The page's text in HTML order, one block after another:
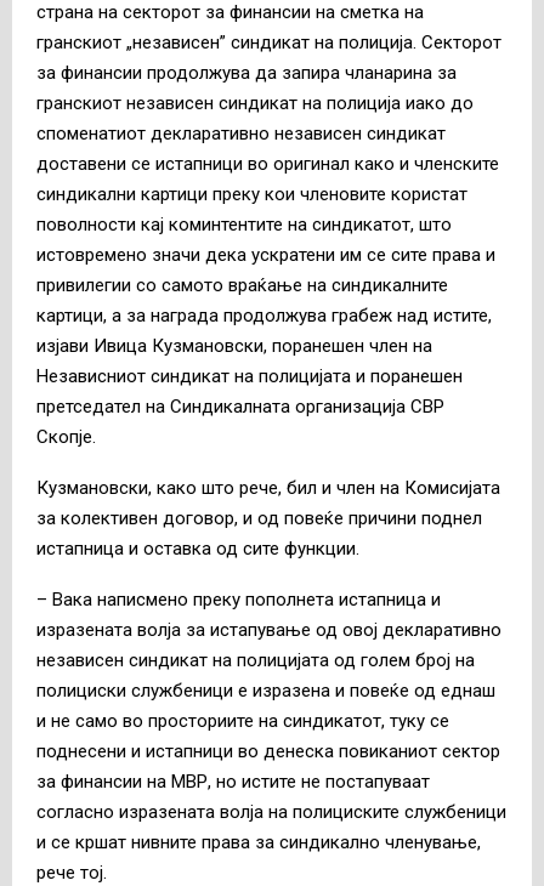
страна на секторот за финансии на сметка на
гранскиот „независен” синдикат на полиција. Секторот
за финансии продолжува да запира чланарина за
гранскиот независен синдикат на полиција иако до
споменатиот декларативно независен синдикат
доставени се истапници во оригинал како и членските
синдикални картици преку кои членовите користат
поволности кај коминтентите на синдикатот, што
истовремено значи дека ускратени им се сите права и
привилегии со самото враќање на синдикалните
картици, а за награда продолжува грабеж над истите,
изјави Ивица Кузмановски, поранешен член на
Независниот синдикат на полицијата и поранешен
претседател на Синдикалната организација СВР
Скопје.
Кузмановски, како што рече, бил и член на Комисијата
за колективен договор, и од повеќе причини поднел
истапница и оставка од сите функции.
– Вака написмено преку пополнета истапница и
изразената волја за истапување од овој декларативно
независен синдикат на полицијата од голем број на
полициски службеници е изразена и повеќе од еднаш
и не само во просториите на синдикатот, туку се
поднесени и истапници во денеска повиканиот сектор
за финансии на МВР, но истите не постапуваат
согласно изразената волја на полициските службеници
и се кршат нивните права за синдикално членување,
рече тој.